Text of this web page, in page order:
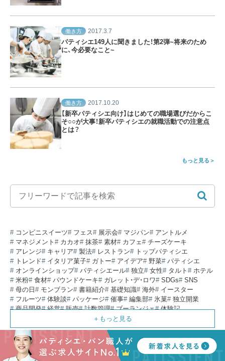
働き方 2017.3.7
パティシエ149人に聞きました！第2弾~将来のため
に、今必要なこと~
働き方 2017.10.20
【新卒パティシエ向け】はじめての職場選びだからこ
そ○○が大事！新卒パティシエの就職活動での注意点
とは？
もっと見る
コンビニスイーツ フェス 展示会 マジパン
アントルメ
マネジメント
カカオ 抹茶 素材 カフェ
チーズケーキ
アレンジ
キャリア 製法 レストラン
トップパティシエ
トレンド
イタリア菓子 ガトー アイデア 野菜
パティシエ
オンラインショップ
パティシエール 独立 女性 タルト
ホテル
米粉
食材 パウンドケーキ ガレット・デ・ロワ SDGs
SNS
母の日
モンブラン 書籍紹介 基礎知識 海外
イースター
フルーツ
体験談 パッケージ 催事 編集部 氷菓
独立開業
商品開発
経営 販売 計数管理 ブーランジェ
体験記
コラム パン スタッフ育成
スイーツ
IT 業界事情 講習会 潜入レポート
クリスマス
新人パティシエ
インタビュー アンケート 働き方
フリーランス
専門店
コロナ対策 デザイン ウェデイングケーキ
バレンタイン
ショコラティエ
留学 アジア ベーカリー 工場 専門学生